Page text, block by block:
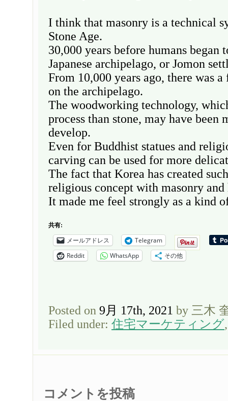
I think that masonry is a technical
Stone Age.
30,000 years before humans began
Japanese archipelago, or Jomon
From 10,000 years ago, there was
on the archipelago.
The woodworking technology,
process than stone, may have been
develop.
Even for Buddhist statues and
carving can be used for more
The fact that Korea has created
religious concept with masonry
It made me feel strongly as a kind
共有:
メールアドレス
Telegram
Reddit
WhatsApp その他
Posted on 9月 17th, 2021 by 三木
Filed under: 住宅マーケティング
コメントを投稿